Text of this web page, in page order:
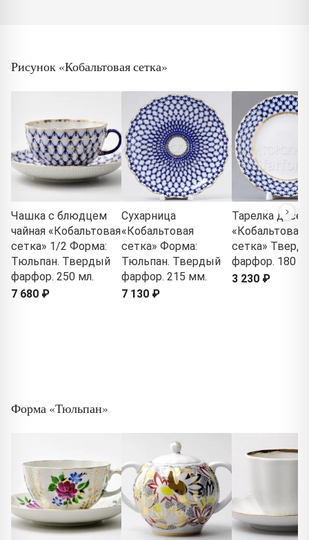
Рисунок «Кобальтовая сетка»
Чашка с блюдцем
чайная «Кобальтовая
сетка» 1/2 Форма:
Тюльпан. Твердый
фарфор. 250 мл.
7 680 ₽
Сухарница
«Кобальтовая
сетка» Форма:
Тюльпан. Твердый
фарфор. 215 мм.
7 130 ₽
Тарелка
«Кобальтовая
сетка»
фарфор. 180
3 230 ₽
Форма «Тюльпан»